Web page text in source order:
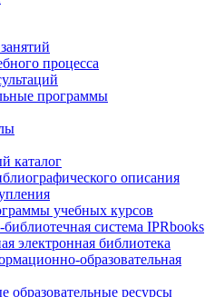
процесса
программы
каталог
описания
учебных курсов
система IPRbooks
электронная библиотека
образовательная
образовательные ресурсы